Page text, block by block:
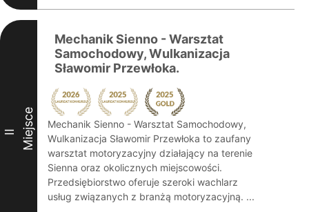
II Miejsce
Mechanik Sienno - Warsztat
Samochodowy, Wulkanizacja
Sławomir Przewłoka.
Mechanik Sienno - Warsztat Samochodowy,
Wulkanizacja Sławomir Przewłoka to zaufany
warsztat motoryzacyjny działający na terenie
Sienna oraz okolicznych miejscowości.
Przedsiębiorstwo oferuje szeroki wachlarz
usług związanych z branżą motoryzacyjną. ...